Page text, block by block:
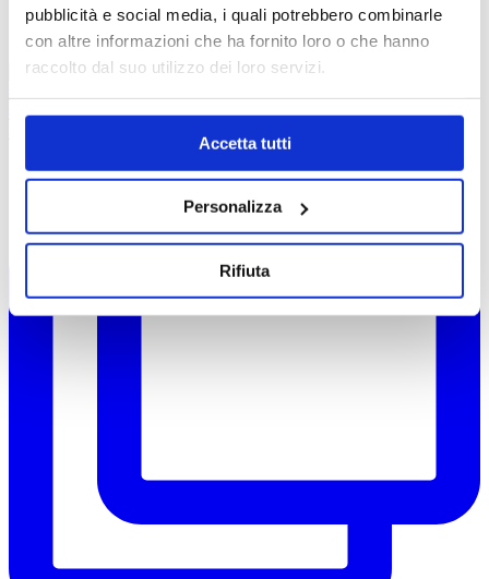
pubblicità e social media, i quali potrebbero combinarle
con altre informazioni che ha fornito loro o che hanno
raccolto dal suo utilizzo dei loro servizi.
Accetta tutti
Personalizza
Rifiuta